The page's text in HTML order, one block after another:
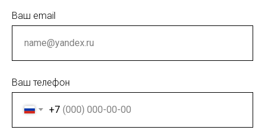
Ваш email
Ваш телефон
+7